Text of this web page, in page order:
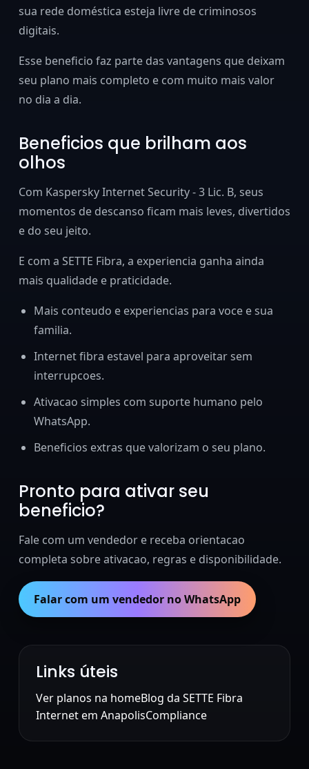
sua rede doméstica esteja livre de criminosos
digitais.
Esse beneficio faz parte das vantagens que deixam
seu plano mais completo e com muito mais valor
no dia a dia.
Beneficios que brilham aos
olhos
Com Kaspersky Internet Security - 3 Lic. B, seus
momentos de descanso ficam mais leves, divertidos
e do seu jeito.
E com a SETTE Fibra, a experiencia ganha ainda
mais qualidade e praticidade.
Mais conteudo e experiencias para voce e sua
familia.
Internet fibra estavel para aproveitar sem
interrupcoes.
Ativacao simples com suporte humano pelo
WhatsApp.
Beneficios extras que valorizam o seu plano.
Pronto para ativar seu
beneficio?
Fale com um vendedor e receba orientacao
completa sobre ativacao, regras e disponibilidade.
Falar com um vendedor no WhatsApp
Links úteis
Ver planos na homeBlog da SETTE Fibra
Internet em AnapolisCompliance